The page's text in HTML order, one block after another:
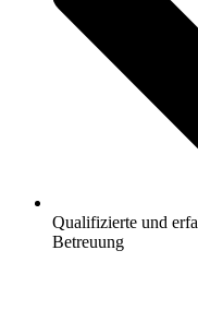
Qualifizierte und
Betreuung